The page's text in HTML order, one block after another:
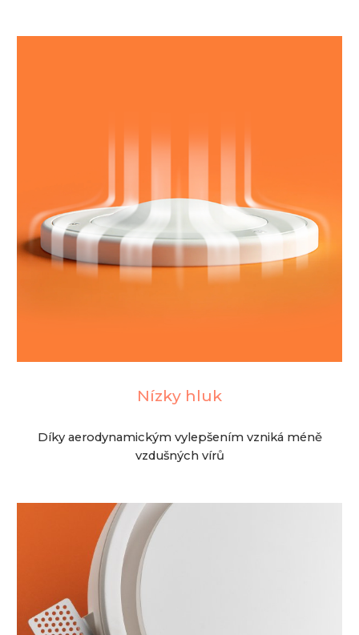
Nízky hluk
Díky aerodynamickým vylepšením vzniká méně
vzdušných vírů